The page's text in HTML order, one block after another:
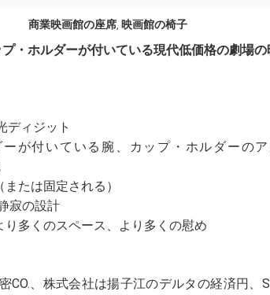
商業映画館の座席, 映画館の椅子
・ホルダーが付いている現代低価格の劇場
ディジット
ーが付いている腕、カップ・ホルダーの
たは固定される）
寂の設計
り多くのスペース、より多くの慰め
CO.、株式会社は揚子江のデルタの経済円、